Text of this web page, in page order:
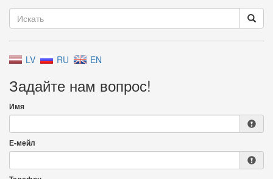
LV RU EN
Задайте нам вопрос!
Имя
Е-мейл